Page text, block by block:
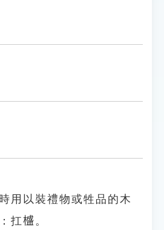
用以裝禮物或牲品的木
扛𣛮。